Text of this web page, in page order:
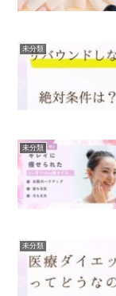
未分類
未分類
未分類